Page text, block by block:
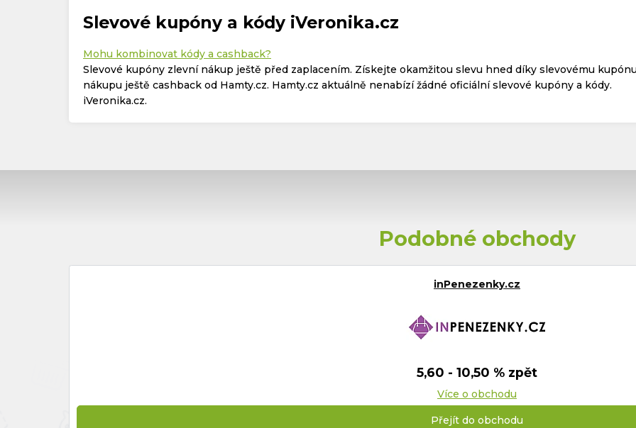
Slevové kupóny a kódy iVeronika.cz
Mohu kombinovat kódy a cashback?
Slevové kupóny zlevní nákup ještě před zaplacením. Získejte okamžitou slevu hned díky slevovému
nákupu ještě cashback od Hamty.cz. Hamty.cz aktuálně nenabízí žádné oficiální slevové kupóny a kódy.
iVeronika.cz.
Podobné obchody
inPenezenky.cz
5,60 - 10,50 % zpět
Více o obchodu
Přejít do obchodu